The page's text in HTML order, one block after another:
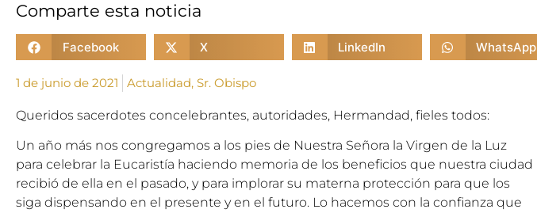
Comparte esta noticia
Facebook X LinkedIn WhatsApp
1 de junio de 2021 Actualidad, Sr. Obispo
Queridos sacerdotes concelebrantes, autoridades, Hermandad, fieles todos:
Un año más nos congregamos a los pies de Nuestra Señora la Virgen de la Luz
para celebrar la Eucaristía haciendo memoria de los beneficios que nuestra ciudad
recibió de ella en el pasado, y para implorar su materna protección para que los
siga dispensando en el presente y en el futuro. Lo hacemos con la confianza que